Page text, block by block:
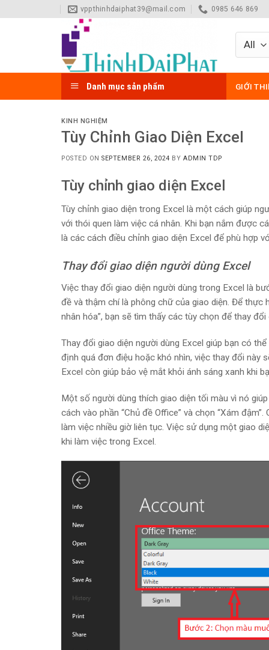
to
vppthinhdaiphat39@mail.com 0985 646 869
Danh mục sản phẩm GIỚI
KINH NGHIỆM
Tùy Chỉnh Giao Diện Excel
POSTED ONSEPTEMBER 26, 2024 BYADMIN TDP
Tùy chỉnh giao diện Excel
Tùy chỉnh giao diện trong Excel là một cách giúp
với thói quen làm việc cá nhân. Khi bạn nắm được
là các cách điều chỉnh giao diện Excel để phù hợp
Thay đổi giao diện người dùng Excel
Việc thay đổi giao diện người dùng trong Excel là
đề và thậm chí là phông chữ của giao diện. Để thực
nhân hóa”, bạn sẽ tìm thấy các tùy chọn để thay
Thay đổi giao diện người dùng Excel giúp bạn có
định quá đơn điệu hoặc khó nhìn, việc thay đổi này
Excel còn giúp bảo vệ mắt khỏi ánh sáng xanh khi
Một số người dùng thích giao diện tối màu vì nó
cách vào phần “Chủ đề Office” và chọn “Xám
làm việc nhiều giờ liên tục. Việc sử dụng một giao
khi làm việc trong Excel.